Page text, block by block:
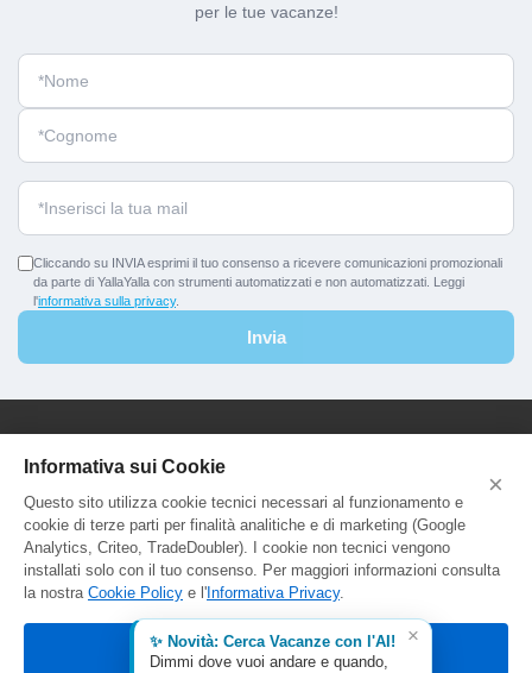
×
Informativa sui Cookie
Questo sito utilizza cookie tecnici necessari al funzionamento e
cookie di terze parti per finalità analitiche e di marketing (Google
Analytics, Criteo, TradeDoubler). I cookie non tecnici vengono
installati solo con il tuo consenso. Per maggiori informazioni consulta
la nostra Cookie Policy e l' Informativa Privacy.
Accetta tutti
✨ Novità: Cerca Vacanze con l'AI!
Dimmi dove vuoi andare e quando,
×
per le tue vacanze!
Cliccando su INVIA esprimi il tuo consenso a ricevere comunicazioni promozionali
da parte di YallaYalla con strumenti automatizzati e non automatizzati. Leggi
l'informativa sulla privacy.
Invia
YallaYalla - DICA Srl
Sede Legale e Agenzia al Pubblico:
Viale Adriatico 127 - 00141 Roma
P.Iva e C.F. IT13366331000
Aut. Reg. Lazio Prot. GR744549